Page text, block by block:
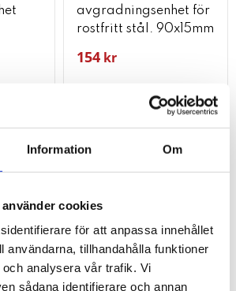
Information Om
cookies
för att anpassa innehållet
användarna, tillhandahålla funktioner
analysera vår trafik. Vi
sådana identifierare och annan
avgradningsenhet för
rostfritt stål. 90x15mm
154 kr